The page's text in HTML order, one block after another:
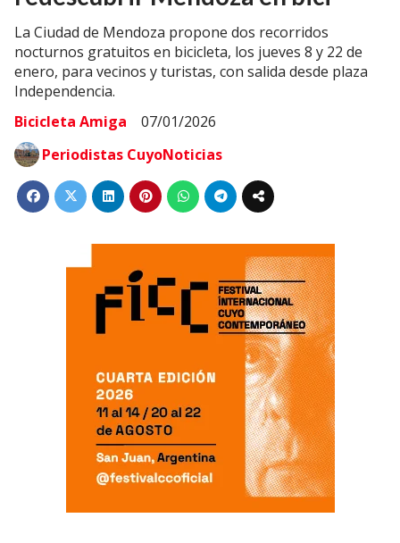
La Ciudad de Mendoza propone dos recorridos
nocturnos gratuitos en bicicleta, los jueves 8 y 22 de
enero, para vecinos y turistas, con salida desde plaza
Independencia.
Bicicleta Amiga
07/01/2026
Periodistas CuyoNoticias